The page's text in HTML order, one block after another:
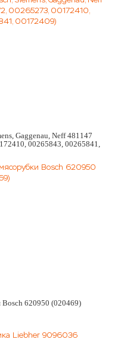
Gaggenau, Neff 481147
00265843, 00265841,
Bosch 620950 (020469)